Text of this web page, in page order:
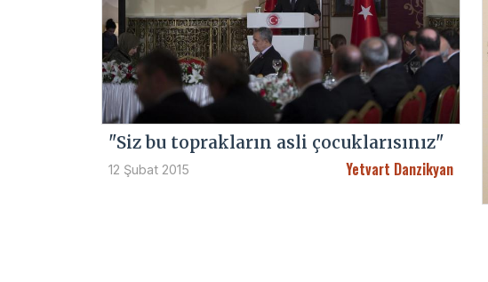
"Siz bu toprakların asli çocuklarısınız"
12 Şubat 2015 Yetvart Danzikyan